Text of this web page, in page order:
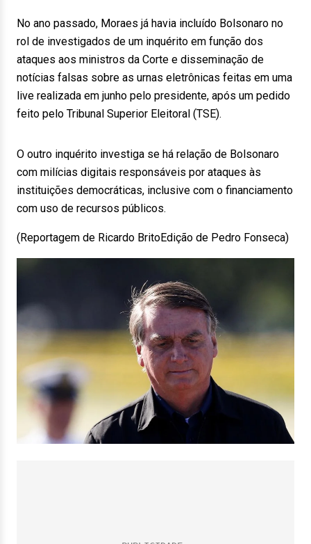
No ano passado, Moraes já havia incluído Bolsonaro no
rol de investigados de um inquérito em função dos
ataques aos ministros da Corte e disseminação de
notícias falsas sobre as urnas eletrônicas feitas em uma
live realizada em junho pelo presidente, após um pedido
feito pelo Tribunal Superior Eleitoral (TSE).
O outro inquérito investiga se há relação de Bolsonaro
com milícias digitais responsáveis por ataques às
instituições democráticas, inclusive com o financiamento
com uso de recursos públicos.
(Reportagem de Ricardo BritoEdição de Pedro Fonseca)